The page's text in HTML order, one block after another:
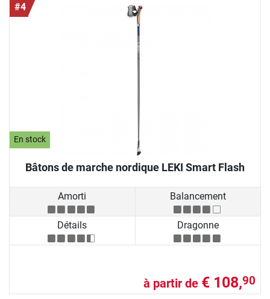
#4
En stock
Bâtons de marche nordique LEKI Smart Flash
Amorti Balancement
Détails Dragonne
à partir de € 108,90